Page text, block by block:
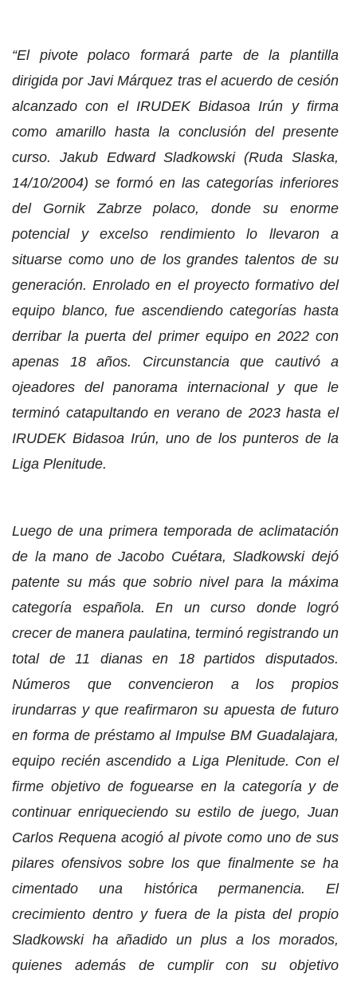
“El pivote polaco formará parte de la plantilla
dirigida por Javi Márquez tras el acuerdo de cesión
alcanzado con el IRUDEK Bidasoa Irún y firma
como amarillo hasta la conclusión del presente
curso. Jakub Edward Sladkowski (Ruda Slaska,
14/10/2004) se formó en las categorías inferiores
del Gornik Zabrze polaco, donde su enorme
potencial y excelso rendimiento lo llevaron a
situarse como uno de los grandes talentos de su
generación. Enrolado en el proyecto formativo del
equipo blanco, fue ascendiendo categorías hasta
derribar la puerta del primer equipo en 2022 con
apenas 18 años. Circunstancia que cautivó a
ojeadores del panorama internacional y que le
terminó catapultando en verano de 2023 hasta el
IRUDEK Bidasoa Irún, uno de los punteros de la
Liga Plenitude.
Luego de una primera temporada de aclimatación
de la mano de Jacobo Cuétara, Sladkowski dejó
patente su más que sobrio nivel para la máxima
categoría española. En un curso donde logró
crecer de manera paulatina, terminó registrando un
total de 11 dianas en 18 partidos disputados.
Números que convencieron a los propios
irundarras y que reafirmaron su apuesta de futuro
en forma de préstamo al Impulse BM Guadalajara,
equipo recién ascendido a Liga Plenitude. Con el
firme objetivo de foguearse en la categoría y de
continuar enriqueciendo su estilo de juego, Juan
Carlos Requena acogió al pivote como uno de sus
pilares ofensivos sobre los que finalmente se ha
cimentado una histórica permanencia. El
crecimiento dentro y fuera de la pista del propio
Sladkowski ha añadido un plus a los morados,
quienes además de cumplir con su objetivo